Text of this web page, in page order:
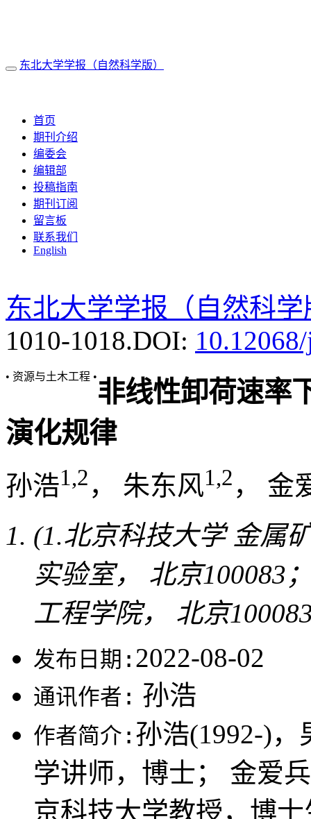
东北大学学报（自然科学版）
首页
期刊介绍
编委会
编辑部
投稿指南
期刊订阅
留言板
联系我们
English
东北大学学报（自然科学
1010-1018.
DOI:
• 资源与土木工程 • 非线性卸荷速率下
律
孙浩 ， 朱东风 ， 金
(1.北京科技大学 金
点实验室， 北京
资源工程学院， 北京
发布日期:2022-08-02
通讯作者:孙浩
作者简介: 孙浩
大学讲师，博士；